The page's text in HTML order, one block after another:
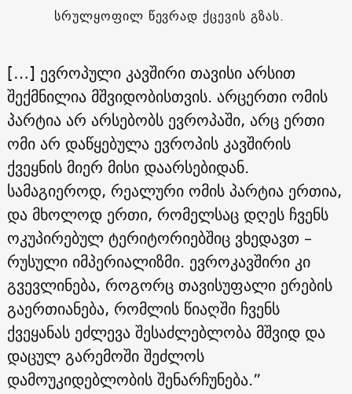
სრულყოფილ წევრად ქცევის გზას.
[…] ევროპული კავშირი თავისი არსით
შექმნილია მშვიდობისთვის. არცერთი ომის
პარტია არ არსებობს ევროპაში, არც ერთი
ომი არ დაწყებულა ევროპის კავშირის
ქვეყნის მიერ მისი დაარსებიდან.
სამაგიეროდ, რეალური ომის პარტია ერთია,
და მხოლოდ ერთი, რომელსაც დღეს ჩვენს
ოკუპირებულ ტერიტორიებშიც ვხედავთ –
რუსული იმპერიალიზმი. ევროკავშირი კი
გვევლინება, როგორც თავისუფალი ერების
გაერთიანება, რომლის წიაღში ჩვენს
ქვეყანას ეძლევა შესაძლებლობა მშვიდ და
დაცულ გარემოში შეძლოს
დამოუკიდებლობის შენარჩუნება.”